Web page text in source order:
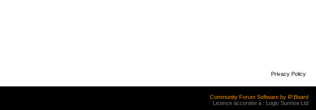
Privacy Policy
Community Forum Software by IP.Board
Licence accordée à : Logic Sunrise Ltd